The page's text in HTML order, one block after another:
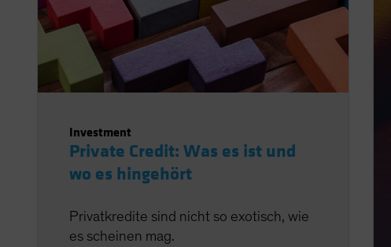
Investment
Private Credit: Was es ist und
wo es hingehört
Privatkredite sind nicht so exotisch, wie
es scheinen mag.